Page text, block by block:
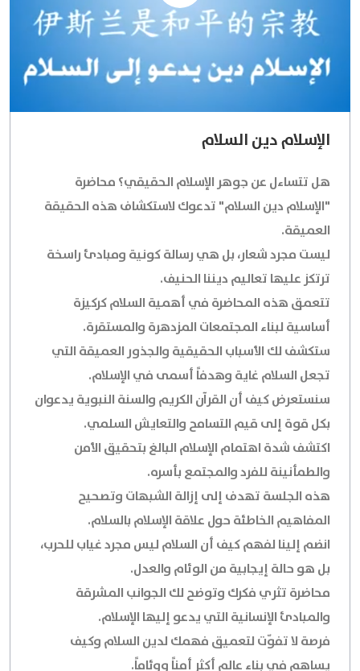
الإسلام دين السلام
هل تتساءل عن جوهر الإسلام الحقيقي؟ محاضرة
"الإسلام دين السلام" تدعوك لاستكشاف هذه الحقيقة
العميقة.
ليست مجرد شعار، بل هي رسالة كونية ومبادئ راسخة
ترتكز عليها تعاليم ديننا الحنيف.
تتعمق هذه المحاضرة في أهمية السلام كركيزة
أساسية لبناء المجتمعات المزدهرة والمستقرة.
ستكشف لك الأسباب الحقيقية والجذور العميقة التي
تجعل السلام غاية وهدفاً أسمى في الإسلام.
سنستعرض كيف أن القرآن الكريم والسنة النبوية يدعوان
بكل قوة إلى قيم التسامح والتعايش السلمي.
اكتشف شدة اهتمام الإسلام البالغ بتحقيق الأمن
والطمأنينة للفرد والمجتمع بأسره.
هذه الجلسة تهدف إلى إزالة الشبهات وتصحيح
المفاهيم الخاطئة حول علاقة الإسلام بالسلام.
انضم إلينا لفهم كيف أن السلام ليس مجرد غياب للحرب،
بل هو حالة إيجابية من الوئام والعدل.
محاضرة تثري فكرك وتوضح لك الجوانب المشرقة
والمبادئ الإنسانية التي يدعو إليها الإسلام.
فرصة لا تفوّت لتعميق فهمك لدين السلام وكيف
يساهم في بناء عالم أكثر أمناً ووئاماً.